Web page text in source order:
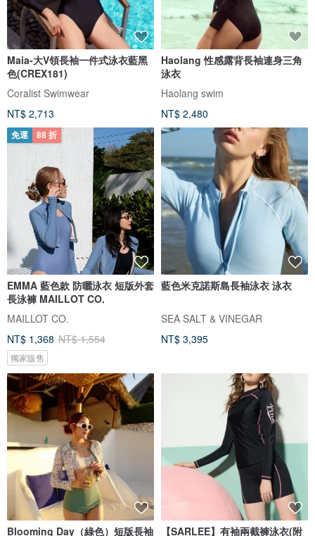
Maia-大V領長袖一件式泳衣藍黑
色(CREX181)
Coralist Swimwear
NT$ 2,713
Haolang 性感露背長袖連身三角
泳衣
Haolang swim
NT$ 2,480
免運 88 折
EMMA 藍色款 防曬泳衣 短版外套
長泳褲 MAILLOT CO.
MAILLOT CO.
NT$ 1,368 NT$ 1,554
獨家販售
藍色米克諾斯島長袖泳衣 泳衣
SEA SALT & VINEGAR
NT$ 3,395
Blooming Day（綠色）短版長袖 【SARLEE】有袖兩截褲泳衣(附